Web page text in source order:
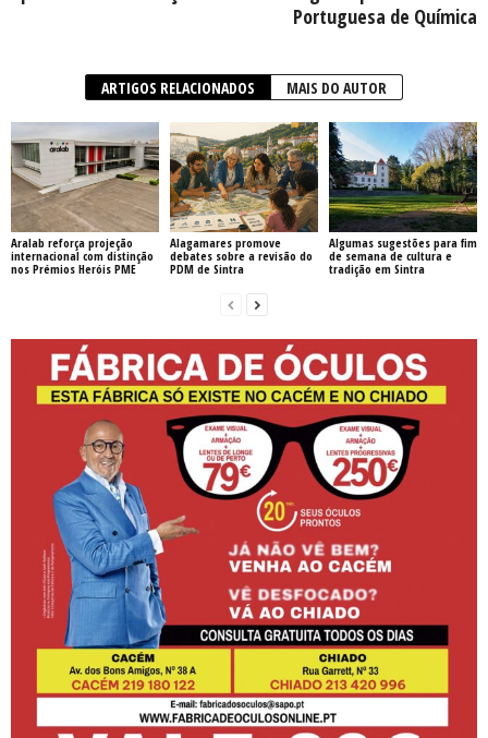
Portuguesa de Química
ARTIGOS RELACIONADOS MAIS DO AUTOR
Aralab reforça projeção
internacional com distinção
nos Prémios Heróis PME
Alagamares promove
debates sobre a revisão do
PDM de Sintra
Algumas sugestões para fim
de semana de cultura e
tradição em Sintra